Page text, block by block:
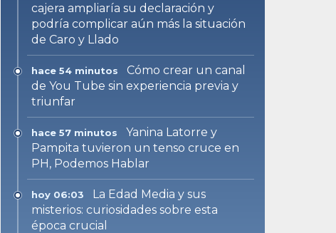
cajera ampliaría su declaración y
podría complicar aún más la situación
de Caro y Llado
hace 54 minutos
Cómo crear un canal
de You Tube sin experiencia previa y
triunfar
hace 57 minutos
Yanina Latorre y
Pampita tuvieron un tenso cruce en
PH, Podemos Hablar
hoy 06:03
La Edad Media y sus
misterios: curiosidades sobre esta
época crucial